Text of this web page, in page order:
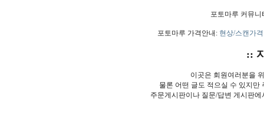
포토마루 커뮤
포토마루 가격안내: 현상/스캔가격
::
이곳은 회원여러분을
물론 어떤 글도 적으실 수 있지만
주문게시판이나 질문/답변 게시판